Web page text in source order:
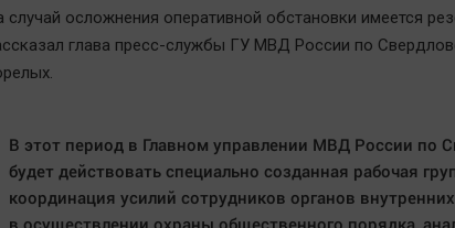
случай осложнения оперативной обстановки имеется
глава пресс-службы ГУ МВД России по
В этот период в Главном управлении МВД России по
будет действовать специально созданная рабочая
координация усилий сотрудников органов
в осуществлении охраны общественного порядка,